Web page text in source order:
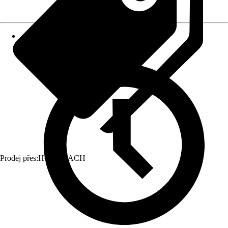
Prodej přes:HORNBACH